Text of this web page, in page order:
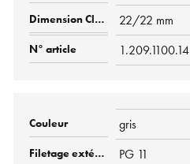
22/22 mm
1.209.1100.14
gris
PG 11